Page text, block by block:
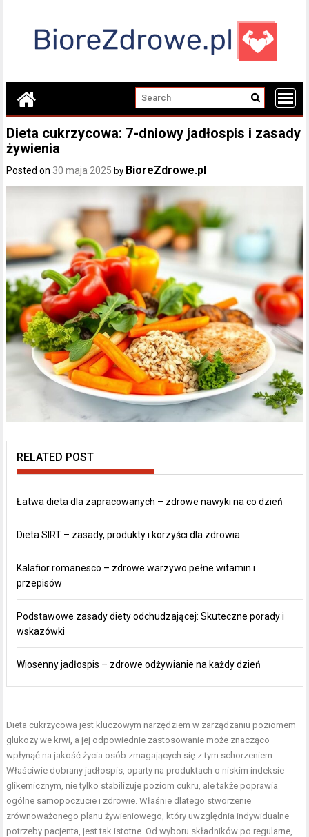
Dieta cukrzycowa: 7-dniowy jadłospis i zasady
żywienia
Posted on 30 maja 2025 by BioreZdrowe.pl
RELATED POST
Łatwa dieta dla zapracowanych – zdrowe nawyki na co dzień
Dieta SIRT – zasady, produkty i korzyści dla zdrowia
Kalafior romanesco – zdrowe warzywo pełne witamin i
przepisów
Podstawowe zasady diety odchudzającej: Skuteczne porady i
wskazówki
Wiosenny jadłospis – zdrowe odżywianie na każdy dzień
Dieta cukrzycowa jest kluczowym narzędziem w zarządzaniu poziomem
glukozy we krwi, a jej odpowiednie zastosowanie może znacząco
wpłynąć na jakość życia osób zmagających się z tym schorzeniem.
Właściwie dobrany jadłospis, oparty na produktach o niskim indeksie
glikemicznym, nie tylko stabilizuje poziom cukru, ale także poprawia
ogólne samopoczucie i zdrowie. Właśnie dlatego stworzenie
zrównoważonego planu żywieniowego, który uwzględnia indywidualne
potrzeby pacjenta, jest tak istotne. Od wyboru składników po regularne,